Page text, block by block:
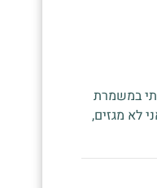
במשמרת
לא מגזים,